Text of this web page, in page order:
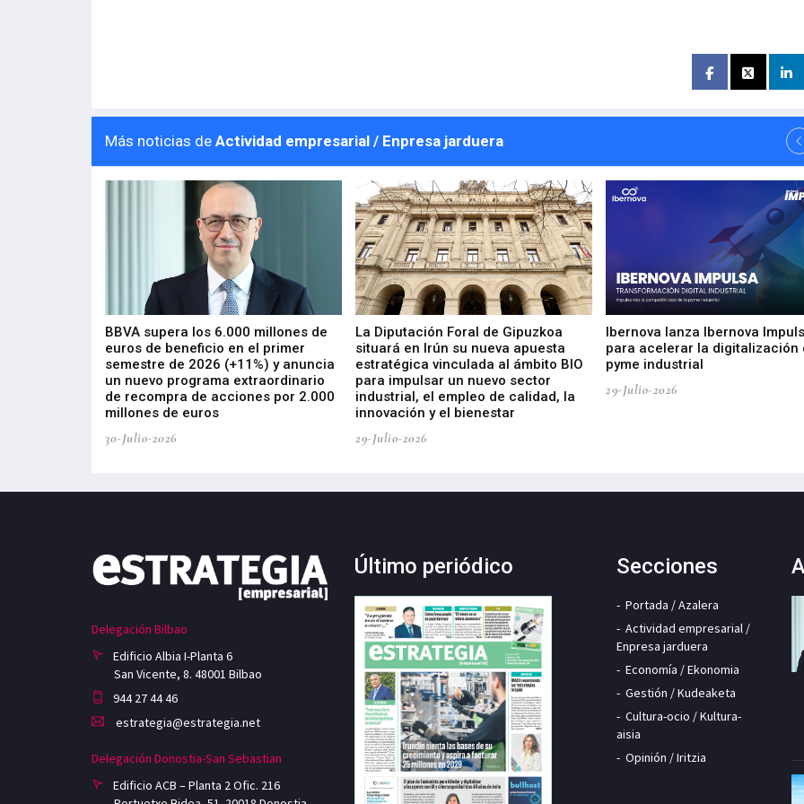
Más noticias de Actividad empresarial / Enpresa jarduera
BBVA supera los 6.000 millones de
euros de beneficio en el primer
semestre de 2026 (+11%) y anuncia
un nuevo programa extraordinario
de recompra de acciones por 2.000
millones de euros
30-Julio-2026
La Diputación Foral de Gipuzkoa
situará en Irún su nueva apuesta
estratégica vinculada al ámbito BIO
para impulsar un nuevo sector
industrial, el empleo de calidad, la
innovación y el bienestar
29-Julio-2026
Ibernova lanza Ibernova
para acelerar la digitalización
pyme industrial
29-Julio-2026
Delegación Bilbao
Edificio Albia I-Planta 6
San Vicente, 8. 48001 Bilbao
944 27 44 46
estrategia@estrategia.net
Delegación Donostia-San Sebastian
Edificio ACB – Planta 2 Ofic. 216
Último periódico Secciones
Portada / Azalera
Actividad empresarial /
Enpresa jarduera
Economía / Ekonomia
Gestión / Kudeaketa
Cultura-ocio / Kultura-
aisia
Opinión / Iritzia